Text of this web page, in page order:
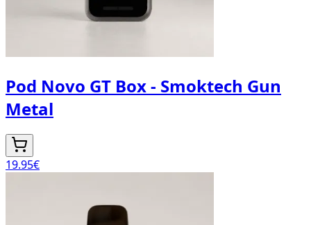
Pod Novo GT Box - Smoktech Gun
Metal
19.95€